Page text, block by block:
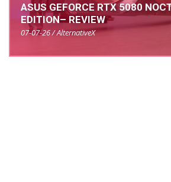
ASUS GEFORCE RTX 5080
EDITION– REVIEW
07-07-26 / AlternativeX